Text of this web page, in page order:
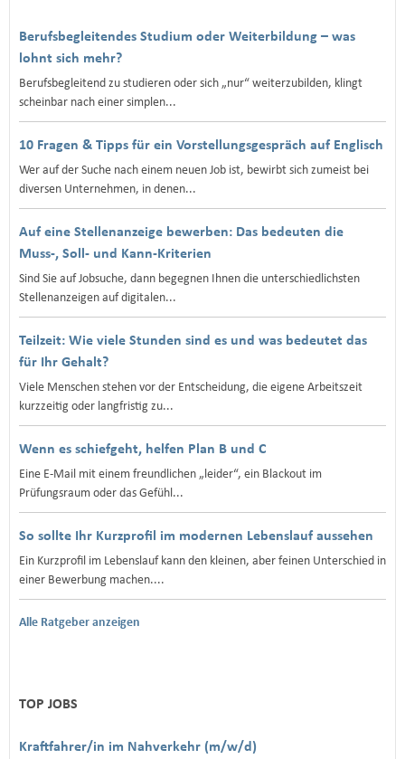
Berufsbegleitendes Studium oder Weiterbildung – was
lohnt sich mehr?
Berufsbegleitend zu studieren oder sich „nur“ weiterzubilden, klingt
scheinbar nach einer simplen...
10 Fragen & Tipps für ein Vorstellungsgespräch auf Englisch
Wer auf der Suche nach einem neuen Job ist, bewirbt sich zumeist bei
diversen Unternehmen, in denen...
Auf eine Stellenanzeige bewerben: Das bedeuten die
Muss-, Soll- und Kann-Kriterien
Sind Sie auf Jobsuche, dann begegnen Ihnen die unterschiedlichsten
Stellenanzeigen auf digitalen...
Teilzeit: Wie viele Stunden sind es und was bedeutet das
für Ihr Gehalt?
Viele Menschen stehen vor der Entscheidung, die eigene Arbeitszeit
kurzzeitig oder langfristig zu...
Wenn es schiefgeht, helfen Plan B und C
Eine E‑Mail mit einem freundlichen „leider“, ein Blackout im
Prüfungsraum oder das Gefühl...
So sollte Ihr Kurzprofil im modernen Lebenslauf aussehen
Ein Kurzprofil im Lebenslauf kann den kleinen, aber feinen Unterschied in
einer Bewerbung machen....
Alle Ratgeber anzeigen
TOP JOBS
Kraftfahrer/in im Nahverkehr (m/w/d)